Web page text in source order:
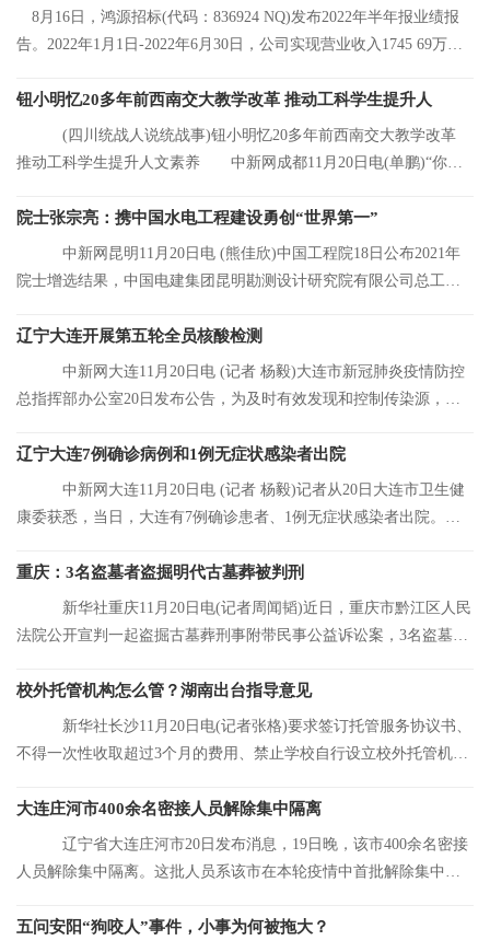
8月16日，鸿源招标(代码：836924 NQ)发布2022年半年报业绩报
告。2022年1月1日-2022年6月30日，公司实现营业收入1745 69万
钮小明忆20多年前西南交大教学改革 推动工科学生提升人
(四川统战人说统战事)钮小明忆20多年前西南交大教学改革
推动工科学生提升人文素养 中新网成都11月20日电(单鹏)“你们
院士张宗亮：携中国水电工程建设勇创“世界第一”
中新网昆明11月20日电 (熊佳欣)中国工程院18日公布2021年
院士增选结果，中国电建集团昆明勘测设计研究院有限公司总工程
辽宁大连开展第五轮全员核酸检测
中新网大连11月20日电 (记者 杨毅)大连市新冠肺炎疫情防控
总指挥部办公室20日发布公告，为及时有效发现和控制传染源，结
辽宁大连7例确诊病例和1例无症状感染者出院
中新网大连11月20日电 (记者 杨毅)记者从20日大连市卫生健
康委获悉，当日，大连有7例确诊患者、1例无症状感染者出院。目
重庆：3名盗墓者盗掘明代古墓葬被判刑
新华社重庆11月20日电(记者周闻韬)近日，重庆市黔江区人民
法院公开宣判一起盗掘古墓葬刑事附带民事公益诉讼案，3名盗墓者
校外托管机构怎么管？湖南出台指导意见
新华社长沙11月20日电(记者张格)要求签订托管服务协议书、
不得一次性收取超过3个月的费用、禁止学校自行设立校外托管机
大连庄河市400余名密接人员解除集中隔离
辽宁省大连庄河市20日发布消息，19日晚，该市400余名密接
人员解除集中隔离。这批人员系该市在本轮疫情中首批解除集中隔
五问安阳“狗咬人”事件，小事为何被拖大？